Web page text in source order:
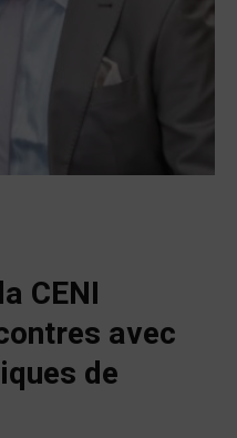
CENI
avec
de